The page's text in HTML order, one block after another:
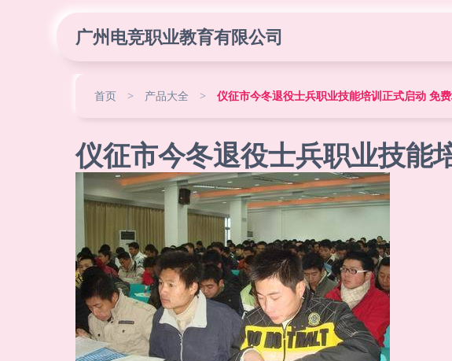
广州电竞职业教育有限公司
首页 > 产品大全 > 仪征市今冬退役士兵职业技能培训正式启动 免
仪征市今冬退役士兵职业技能